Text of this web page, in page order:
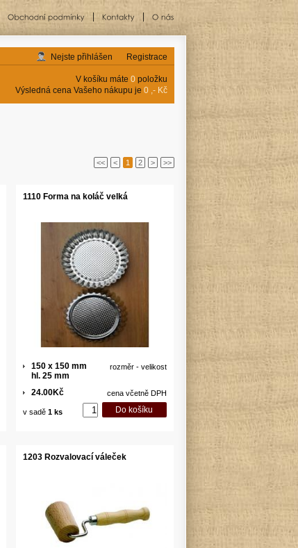
Registrace
Nejste přihlášen
V košíku máte 0 položku
Výsledná cena Vašeho nákupu je 0 ,- Kč
<< < 1 2 > >>
1110 Forma na koláč velká
rozměr - velikost
150 x 150 mm
hl. 25 mm
cena včetně DPH
24.00Kč
v sadě 1 ks
1203 Rozvalovací váleček